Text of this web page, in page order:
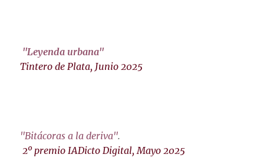
"Leyenda urbana"
Tintero de Plata, Junio 2025
"Bitácoras a la deriva".
2º premio IADicto Digital, Mayo 2025